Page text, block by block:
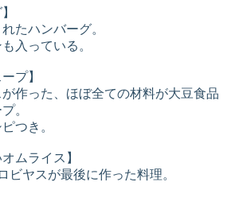
たハンバーグ。
入っている。
プ】
作った、ほぼ全ての材料が大豆食品
。
つき。
ムライス】
ビヤスが最後に作った料理。